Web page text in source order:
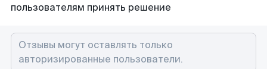
пользователям принять решение